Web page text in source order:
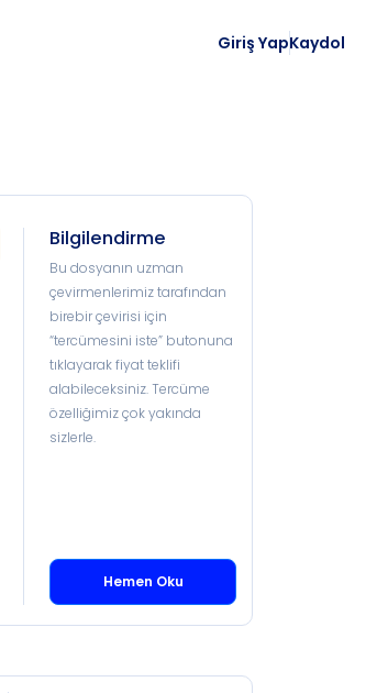
Giriş YapKaydol
Bilgilendirme
Bu dosyanın uzman
çevirmenlerimiz tarafından
birebir çevirisi için
“tercümesini iste” butonuna
tıklayarak fiyat teklifi
alabileceksiniz. Tercüme
özelliğimiz çok yakında
sizlerle.
Hemen Oku